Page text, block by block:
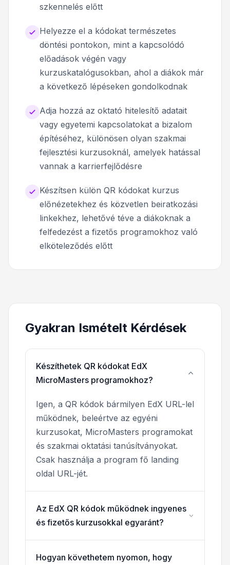
szkennelés előtt
Helyezze el a kódokat természetes
döntési pontokon, mint a kapcsolódó
előadások végén vagy
kurzuskatalógusokban, ahol a diákok már
a következő lépéseken gondolkodnak
Adja hozzá az oktató hitelesítő adatait
vagy egyetemi kapcsolatokat a bizalom
építéséhez, különösen olyan szakmai
fejlesztési kurzusoknál, amelyek hatással
vannak a karrierfejlődésre
Készítsen külön QR kódokat kurzus
előnézetekhez és közvetlen beiratkozási
linkekhez, lehetővé téve a diákoknak a
felfedezést a fizetős programokhoz való
elköteleződés előtt
Gyakran Ismételt Kérdések
Készíthetek QR kódokat EdX
MicroMasters programokhoz?
Igen, a QR kódok bármilyen EdX URL-lel
működnek, beleértve az egyéni
kurzusokat, MicroMasters programokat
és szakmai oktatási tanúsítványokat.
Csak használja a program fő landing
oldal URL-jét.
Az EdX QR kódok működnek ingyenes
és fizetős kurzusokkal egyaránt?
Hogyan követhetem nyomon, hogy